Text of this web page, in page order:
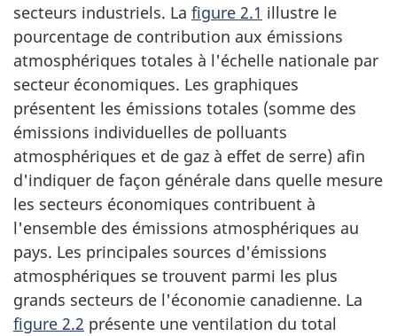
secteurs industriels. La figure 2.1 illustre le
pourcentage de contribution aux émissions
atmosphériques totales à l'échelle nationale par
secteur économiques. Les graphiques
présentent les émissions totales (somme des
émissions individuelles de polluants
atmosphériques et de gaz à effet de serre) afin
d'indiquer de façon générale dans quelle mesure
les secteurs économiques contribuent à
l'ensemble des émissions atmosphériques au
pays. Les principales sources d'émissions
atmosphériques se trouvent parmi les plus
grands secteurs de l'économie canadienne. La
figure 2.2 présente une ventilation du total